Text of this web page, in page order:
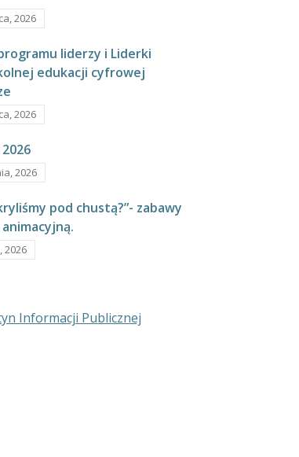
2026
liderzy i Liderki
edukacji cyfrowej
2026
2026
pod chustą?”- zabawy
2026
Informacji Publicznej